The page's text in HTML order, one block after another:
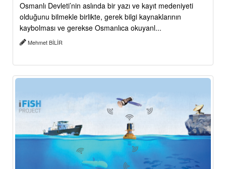
Osmanlı Devleti’nin aslında bir yazı ve kayıt medeniyeti
olduğunu bilmekle birlikte, gerek bilgi kaynaklarının
kaybolması ve gerekse Osmanlıca okuyanl...
Mehmet BİLİR